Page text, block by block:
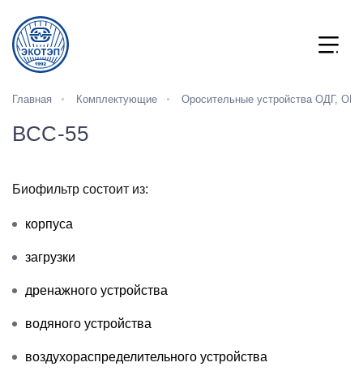
Главная Комплектующие Оросительные устройства ОДГ,
ВСС-55
Биофильтр состоит из:
корпуса
загрузки
дренажного устройства
водяного устройства
воздухораспределительного устройства